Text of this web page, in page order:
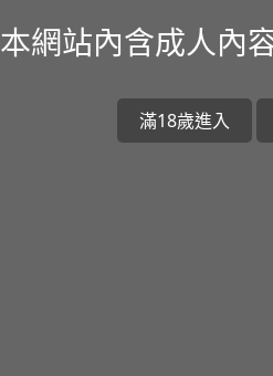
本網站內含成人內
滿18歲進入